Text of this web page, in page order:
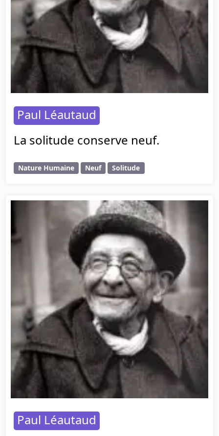
Paul Léautaud
La solitude conserve neuf.
Nature Humaine Neuf Solitude
Paul Léautaud